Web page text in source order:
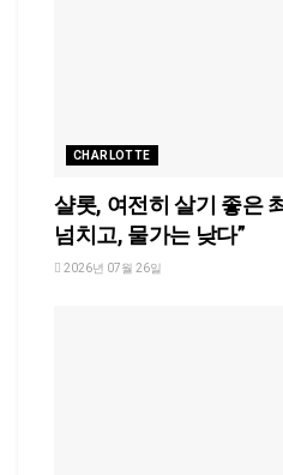
CHARLOTTE
샬롯, 여전히 살기 좋은
넘치고, 물가는 낮다”
2026년 07월 26일